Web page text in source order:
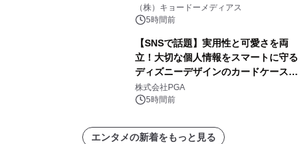
界。ジョン・ウィリアムズ：シネマ・
スペクタキュラー・コンサート 開催決
（株）キョードーメディアス
5時間前
【SNSで話題】実用性と可愛さを両
立！大切な個人情報をスマートに守る
ディズニーデザインのカードケースを
株式会社PGAが8月7日発売
株式会社PGA
5時間前
エンタメの新着をもっと見る